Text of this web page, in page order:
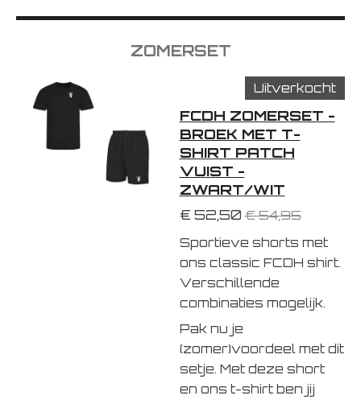
ZOMERSET
Uitverkocht
FCDH ZOMERSET -
BROEK MET T-
SHIRT PATCH
VUIST -
ZWART/WIT
€ 52,50 € 54,95
Sportieve shorts met
ons classic FCDH shirt.
Verschillende
combinaties mogelijk.
Pak nu je
(zomer)voordeel met dit
setje. Met deze short
en ons t-shirt ben jij